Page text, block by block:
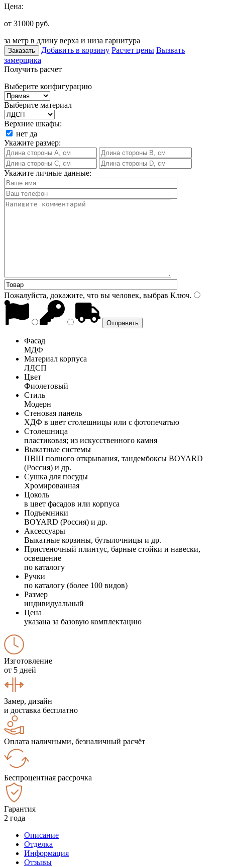
Цена:
от 31000 руб.
за метр в длину верха и низа гарнитура
Заказать Добавить в корзину Расчет цены Вызвать
замерщика
Получить расчет
Выберите конфигурацию
Выберите материал
Верхние шкафы:
нет да
Укажите размер:
Укажите личные данные:
Пожалуйста, докажите, что вы человек, выбрав Ключ.
Фасад
МДФ
Материал корпуса
ЛДСП
Цвет
Фиолетовый
Стиль
Модерн
Стеновая панель
ХДФ в цвет столешницы или с фотопечатью
Столешница
пластиковая; из искусственного камня
Выкатные системы
ПВШ полного открывания, тандембоксы BOYARD
(Россия) и др.
Сушка для посуды
Хромированная
Цоколь
в цвет фасадов или корпуса
Подъемники
BOYARD (Россия) и др.
Аксессуары
Выкатные корзины, бутылочницы и др.
Пристеночный плинтус, барные стойки и навески,
освещение
по каталогу
Ручки
по каталогу (более 100 видов)
Размер
индивидуальный
Цена
указана за базовую комплектацию
Изготовление
от 5 дней
Замер, дизайн
и доставка бесплатно
Оплата наличными, безналичный расчёт
Беспроцентная рассрочка
Гарантия
2 года
Описание
Отделка
Информация
Отзывы